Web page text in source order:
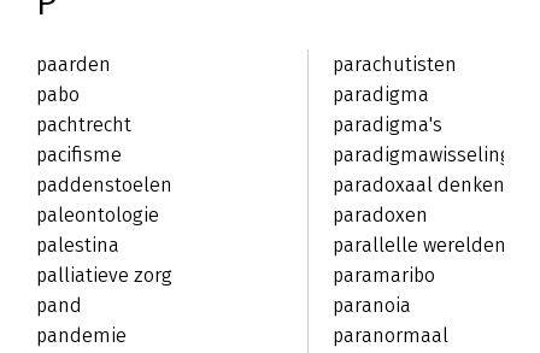
paarden
pabo
pachtrecht
pacifisme
paddenstoelen
paleontologie
palestina
palliatieve zorg
pand
pandemie
parachutisten
paradigma
paradigma's
paradigmawisseling
paradoxaal denken
paradoxen
parallelle werelden
paramaribo
paranoia
paranormaal